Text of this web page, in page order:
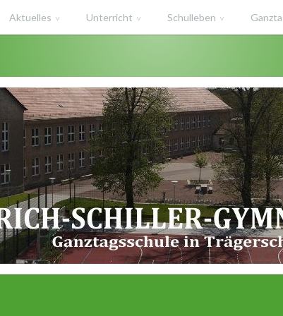
Aktuelles Unterricht Schulleben